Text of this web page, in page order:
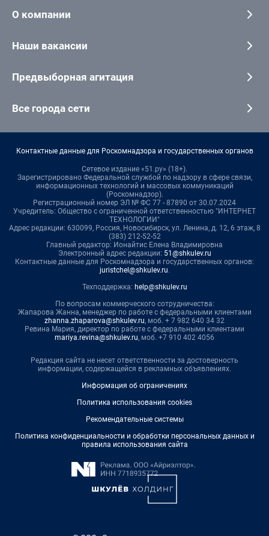
О компании
Наши вакансии
Предвыборная агитация
Все города сети
Контактные данные для Роскомнадзора и государственных органов
Сетевое издание «51.ру» (18+).
Зарегистрировано Федеральной службой по надзору в сфере связи,
информационных технологий и массовых коммуникаций
(Роскомнадзор).
Регистрационный номер ЭЛ № ФС 77 - 87890 от 30.07.2024
Учредитель: Общество с ограниченной ответственностью "ИНТЕРНЕТ
ТЕХНОЛОГИИ"
Адрес редакции: 630099, Россия, Новосибирск, ул. Ленина, д. 12, 6 этаж, 8
(383) 212-52-52
Главный редактор: Ионайтис Елена Владимировна
Электронный адрес редакции: 51@shkulev.ru
Контактные данные для Роскомнадзора и государственных органов:
juristchel@shkulev.ru.
Техподдержка: help@shkulev.ru
По вопросам коммерческого сотрудничества:
Жапарова Жанна, менеджер по работе с федеральными клиентами
zhanna.zhaparova@shkulev.ru, моб. + 7 982 640 34 32
Ревина Мария, директор по работе с федеральными клиентами
mariya.revina@shkulev.ru, моб. +7 910 402 4056
Редакция сайта не несет ответственности за достоверность
информации, содержащейся в рекламных объявлениях.
Информация об ограничениях
Политика использования cookies
Рекомендательные системы
Политика конфиденциальности и обработки персональных данных и
правила использования сайта